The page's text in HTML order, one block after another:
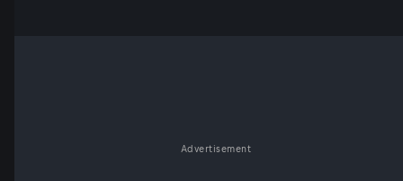
Advertisement